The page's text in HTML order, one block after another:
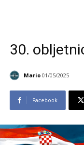
30.
Mario 01/05/2025
Facebook